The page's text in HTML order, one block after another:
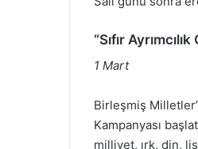
“Sıfır Ayrımcılık
1 Mart
Birleşmiş
Kampanyası
milliyet, ırk, din,